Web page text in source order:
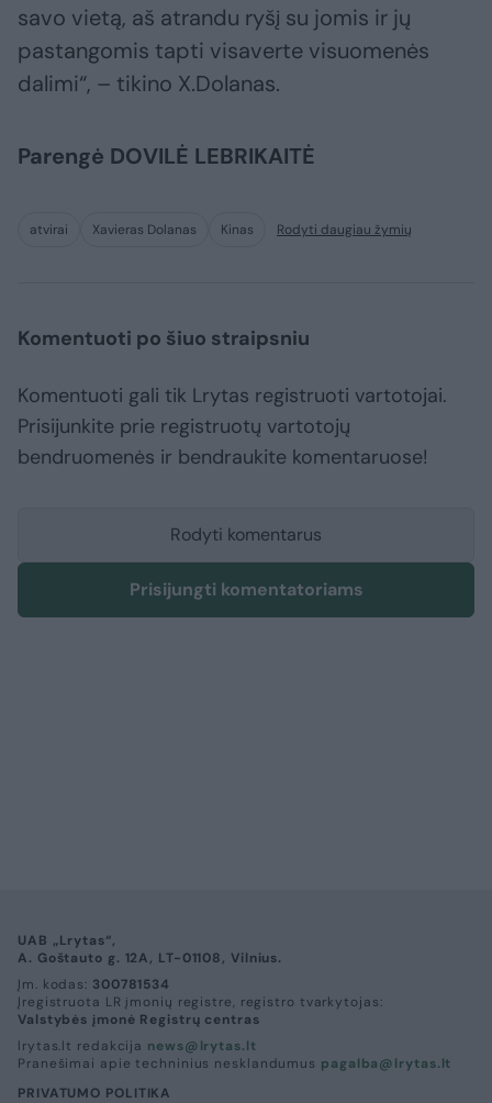
savo vietą, aš atrandu ryšį su jomis ir jų
pastangomis tapti visaverte visuomenės
dalimi“, – tikino X.Dolanas.
Parengė DOVILĖ LEBRIKAITĖ
atvirai Xavieras Dolanas Kinas Rodyti daugiau žymių
Komentuoti po šiuo straipsniu
Komentuoti gali tik Lrytas registruoti vartotojai.
Prisijunkite prie registruotų vartotojų
bendruomenės ir bendraukite komentaruose!
Rodyti komentarus
Prisijungti komentatoriams
UAB „Lrytas“,
A. Goštauto g. 12A, LT-01108, Vilnius.
Įm. kodas: 300781534
Įregistruota LR įmonių registre, registro tvarkytojas:
Valstybės įmonė Registrų centras
lrytas.lt redakcija news@lrytas.lt
Pranešimai apie techninius nesklandumus pagalba@lrytas.lt
PRIVATUMO POLITIKA